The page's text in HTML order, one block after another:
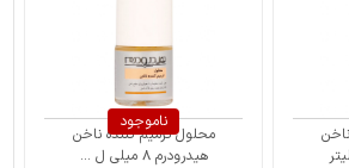
ناموجود
محلول ترمیم کننده ناخن
هیدرودرم ۸ میلی ل ...